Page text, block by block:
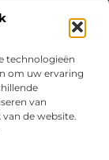
technologieën
om uw ervaring
van
de website.